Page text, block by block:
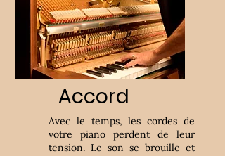
Accord
Avec le temps, les cordes de
votre piano perdent de leur
tension. Le son se brouille et